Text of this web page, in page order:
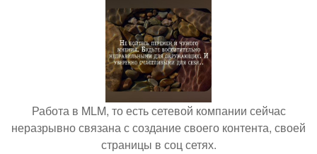
Работа в MLM, то есть сетевой компании сейчас
неразрывно связана с создание своего контента, своей
страницы в соц сетях.